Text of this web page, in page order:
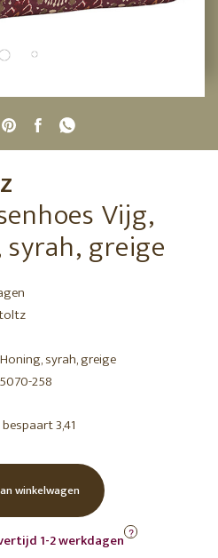
Vijg,
greige
syrah, greige
258
3,41
winkelwagen
1-2 werkdagen ?